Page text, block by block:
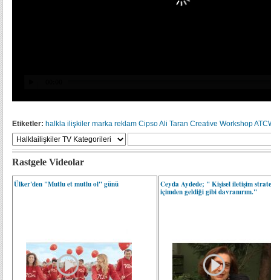
Etiketler: halkla ilişkiler marka reklam CipsoAli Taran Creative Workshop
Rastgele Videolar
Ülker'den "Mutlu et mutlu ol" günü
Ceyda Aydede; " Kişisel iletişim
içimden geldiği gibi davranırım."